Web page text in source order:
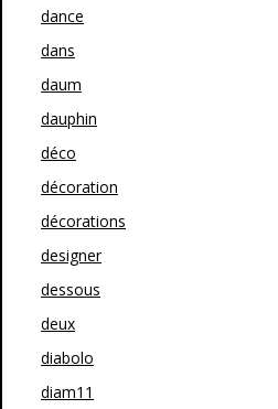
dance
dans
daum
dauphin
déco
décoration
décorations
designer
dessous
deux
diabolo
diam11